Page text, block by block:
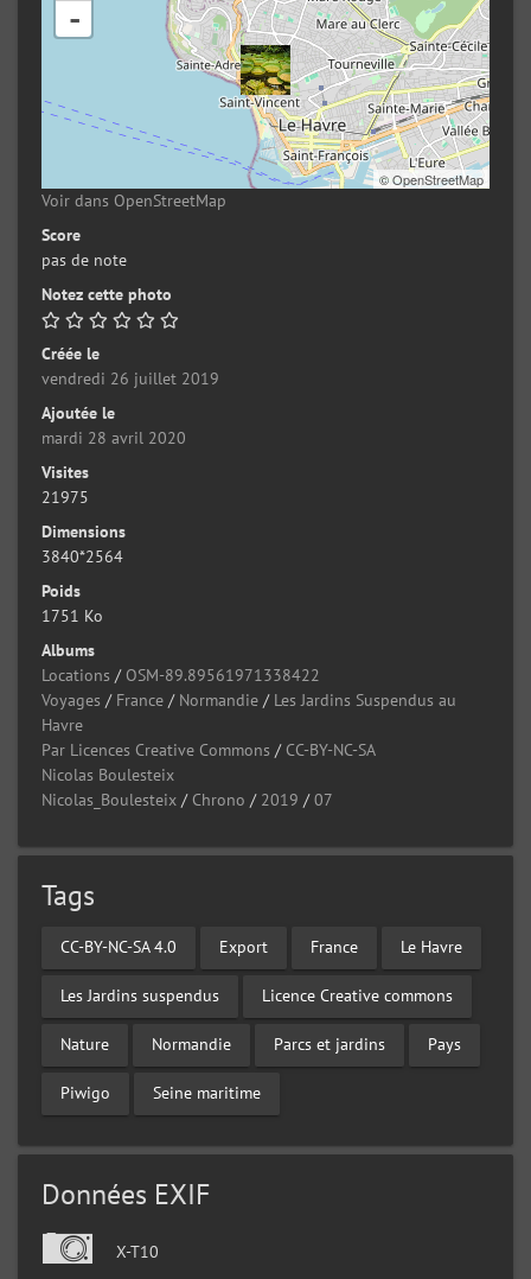
-
©OpenStreetMap
Voir dans OpenStreetMap
Score
pas de note
Notez cette photo
Créée le
vendredi 26 juillet 2019
Ajoutée le
mardi 28 avril 2020
Visites
21975
Dimensions
3840*2564
Poids
1751 Ko
Albums
Locations / OSM-89.89561971338422
Voyages / France / Normandie / Les Jardins Suspendus au
Havre
Par Licences Creative Commons / CC-BY-NC-SA
Nicolas Boulesteix
Nicolas_Boulesteix / Chrono / 2019 /07
Tags
CC-BY-NC-SA 4.0 Export France Le Havre
Les Jardins suspendus Licence Creative commons
Nature Normandie Parcs et jardins Pays
Piwigo Seine maritime
Données EXIF
X-T10